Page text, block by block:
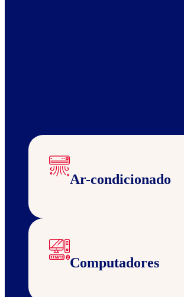
Ar-condicionado
Computadores